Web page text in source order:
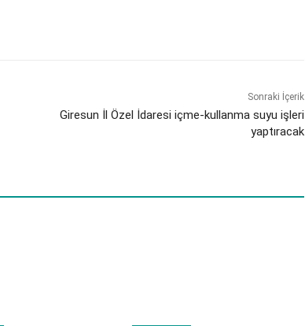
Sonraki İçerik
Giresun İl Özel İdaresi içme-kullanma suyu işleri
yaptıracak